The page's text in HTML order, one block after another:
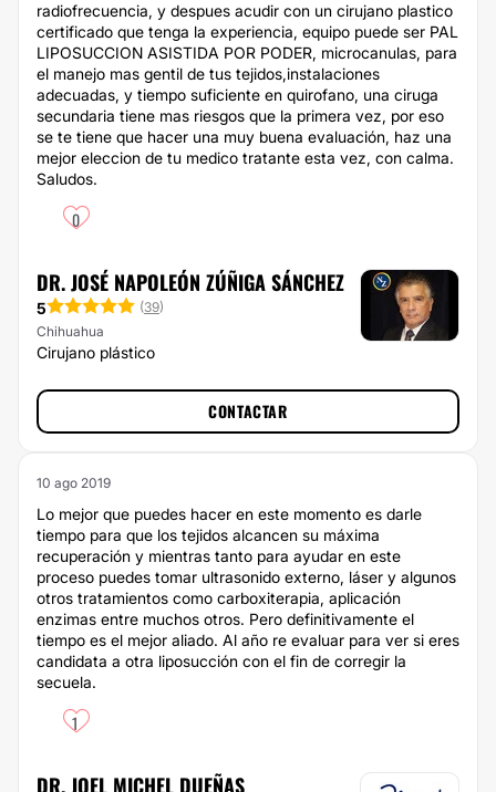
radiofrecuencia, y despues acudir con un cirujano plastico
certificado que tenga la experiencia, equipo puede ser PAL
LIPOSUCCION ASISTIDA POR PODER, microcanulas, para
el manejo mas gentil de tus tejidos,instalaciones
adecuadas, y tiempo suficiente en quirofano, una ciruga
secundaria tiene mas riesgos que la primera vez, por eso
se te tiene que hacer una muy buena evaluación, haz una
mejor eleccion de tu medico tratante esta vez, con calma.
Saludos.
0
DR. JOSÉ NAPOLEÓN ZÚÑIGA SÁNCHEZ
5 (39)
Chihuahua
Cirujano plástico
CONTACTAR
10 ago 2019
Lo mejor que puedes hacer en este momento es darle
tiempo para que los tejidos alcancen su máxima
recuperación y mientras tanto para ayudar en este
proceso puedes tomar ultrasonido externo, láser y algunos
otros tratamientos como carboxiterapia, aplicación
enzimas entre muchos otros. Pero definitivamente el
tiempo es el mejor aliado. Al año re evaluar para ver si eres
candidata a otra liposucción con el fin de corregir la
secuela.
1
DR. JOEL MICHEL DUEÑAS